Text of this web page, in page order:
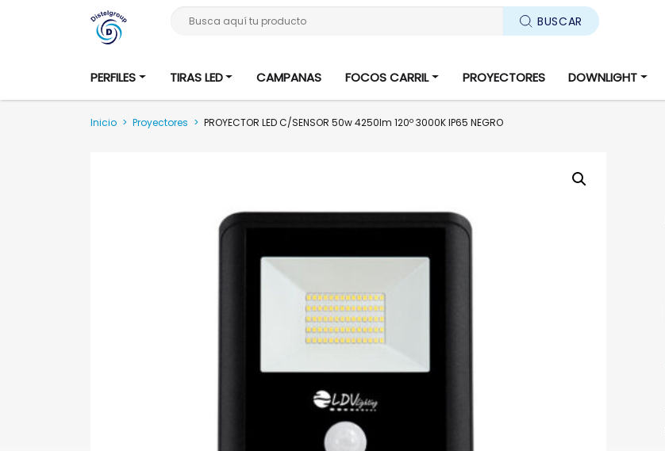
Busca aquí tu producto BUSCAR
PERFILES TIRAS LED CAMPANAS FOCOS CARRIL PROYECTORES DOWNLIGHT
Inicio > Proyectores > PROYECTOR LED C/SENSOR 50w 4250lm 120º 3000K IP65 NEGRO